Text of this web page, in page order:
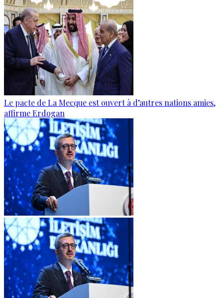
Le pacte de La Mecque est ouvert à d’autres nations amies,
affirme Erdogan